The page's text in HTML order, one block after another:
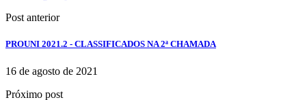
Post anterior
PROUNI 2021.2 - CLASSIFICADOS NA 2ª CHAMADA
16 de agosto de 2021
Próximo post